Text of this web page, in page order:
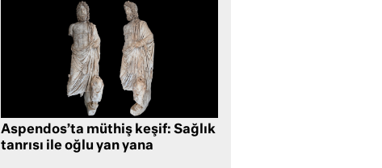
Aspendos’ta müthiş keşif: Sağlık
tanrısı ile oğlu yan yana